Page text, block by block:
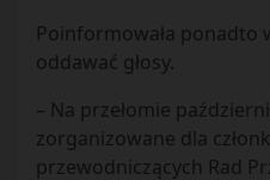
Poinformowała ponadto
oddawać głosy.
– Na przełomie
zorganizowane dla
przewodniczących Rad